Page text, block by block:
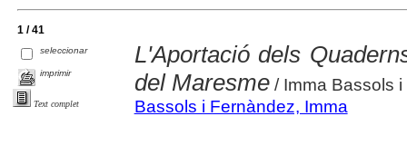
1 / 41
seleccionar
imprimir
Text complet
L'Aportació dels
del Maresme/ Imma Bassols i
Bassols i Fernàndez, Imma